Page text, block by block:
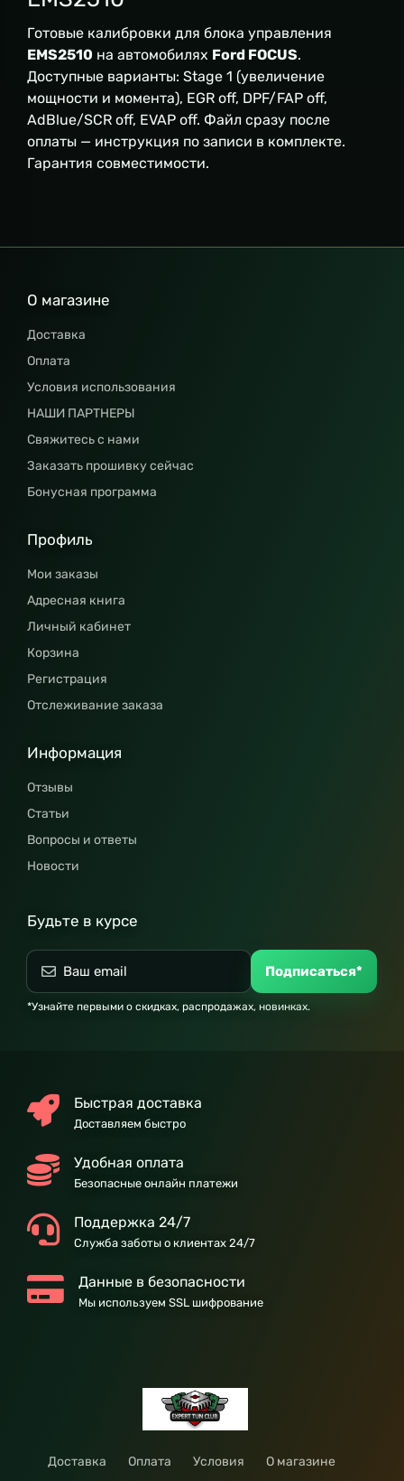
Готовые калибровки для блока управления
EMS2510 на автомобилях Ford FOCUS.
Доступные варианты: Stage 1 (увеличение
мощности и момента), EGR off, DPF/FAP off,
AdBlue/SCR off, EVAP off. Файл сразу после
оплаты — инструкция по записи в комплекте.
Гарантия совместимости.
О магазине
Доставка
Оплата
Условия использования
НАШИ ПАРТНЕРЫ
Свяжитесь с нами
Заказать прошивку сейчас
Бонусная программа
Профиль
Мои заказы
Адресная книга
Личный кабинет
Корзина
Регистрация
Отслеживание заказа
Информация
Отзывы
Статьи
Вопросы и ответы
Новости
Будьте в курсе
Подписаться*
*Узнайте первыми о скидках, распродажах, новинках.
Быстрая доставка
Доставляем быстро
Удобная оплата
Безопасные онлайн платежи
Поддержка 24/7
Служба заботы о клиентах 24/7
Данные в безопасности
Мы используем SSL шифрование
Доставка Оплата Условия
О магазине